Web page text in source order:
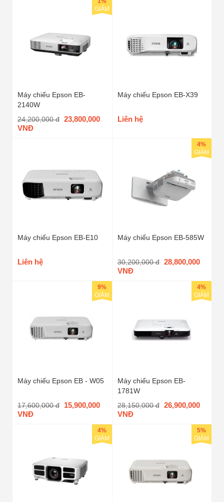
Máy chiếu Epson EB-
2140W
24,200,000 đ 23,800,000
VNĐ
GIẢM
Máy chiếu Epson EB-X39
Liên hệ
Máy chiếu Epson EB-E10
Liên hệ
Máy chiếu Epson EB-585W
30,200,000 đ 28,800,000
VNĐ
4%
GIẢM
Máy chiếu Epson EB - W05
17,600,000 đ
15,900,000
VNĐ
9%
GIẢM
Máy chiếu Epson EB-
1781W
28,150,000 đ 26,900,000
VNĐ
4%
GIẢM
4%
GIẢM
5%
GIẢM